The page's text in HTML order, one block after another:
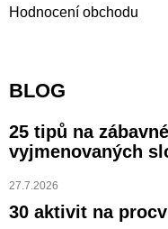
Hodnocení obchodu
BLOG
25 tipů na
vyjmenovaných
27.7.2026
30 aktivit na